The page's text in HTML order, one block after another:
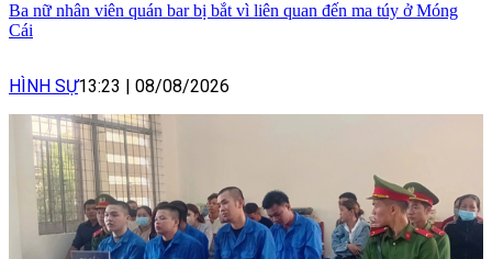
Ba nữ nhân viên quán bar bị bắt vì liên quan đến ma túy ở Móng
Cái
HÌNH SỰ13:23 08/08/2026